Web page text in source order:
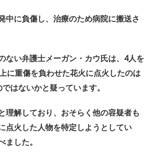
中に負傷し、治療のため病院に搬送さ
ない弁護士メーガン・カウ氏は、 4人を
に重傷を負わせた花火に点火したのは
はないかと疑っています。
理解しており、おそらく他の容疑者も
点火した人物を特定しようとしてい
ました。